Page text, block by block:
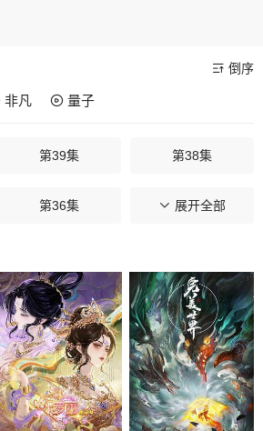
倒序
非凡 量子
第39集 第38集
第36集 第35集
第30集 第29集
第27集 第26集
第24集 第23集
展开全部